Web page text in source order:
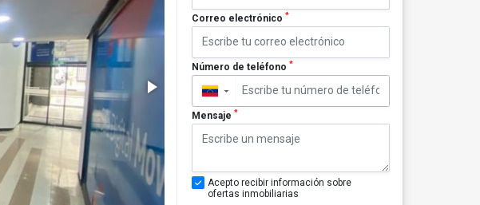
Correo electrónico *
Número de teléfono *
▼
Mensaje *
Acepto recibir información sobre
ofertas inmobiliarias